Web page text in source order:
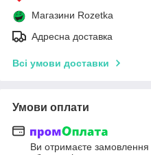
Магазини Rozetka
Адресна доставка
Всі умови доставки
Умови оплати
Ви отримаєте замовлення